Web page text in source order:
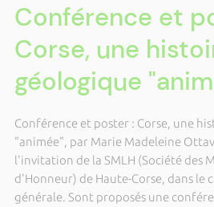
Conférence et
Corse, une
géologique
Conférence et poster : Corse, une
"animée", par Marie Madeleine
l'invitation de la SMLH (Société des
d'Honneur) de Haute-Corse, dans le
générale. Sont proposés une